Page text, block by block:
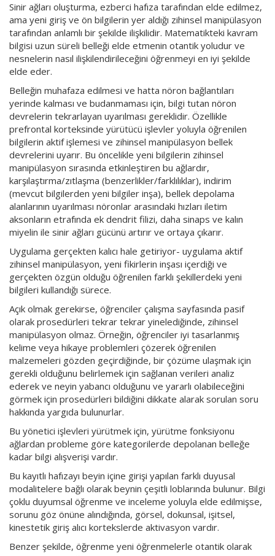
Sinir ağları oluşturma, ezberci hafıza tarafından elde edilmez,
ama yeni giriş ve ön bilgilerin yer aldığı zihinsel manipülasyon
tarafından anlamlı bir şekilde ilişkilidir. Matematikteki kavram
bilgisi uzun süreli belleği elde etmenin otantik yoludur ve
nesnelerin nasıl ilişkilendirileceğini öğrenmeyi en iyi şekilde
elde eder.
Belleğin muhafaza edilmesi ve hatta nöron bağlantıları
yerinde kalması ve budanmaması için, bilgi tutan nöron
devrelerin tekrarlayan uyarılması gereklidir. Özellikle
prefrontal korteksinde yürütücü işlevler yoluyla öğrenilen
bilgilerin aktif işlemesi ve zihinsel manipülasyon bellek
devrelerini uyarır. Bu öncelikle yeni bilgilerin zihinsel
manipülasyon sırasında etkinleştiren bu ağlardır,
karşılaştırma/zıtlaşma (benzerlikler/farklılıklar), indirim
(mevcut bilgilerden yeni bilgiler inşa), bellek depolama
alanlarının uyarılması nöronlar arasındaki hızları iletim
aksonların etrafında ek dendrit filizi, daha sinaps ve kalın
miyelin ile sinir ağları gücünü artırır ve ortaya çıkarır.
Uygulama gerçekten kalıcı hale getiriyor- uygulama aktif
zihinsel manipülasyon, yeni fikirlerin inşası içerdiği ve
gerçekten özgün olduğu öğrenilen farklı şekillerdeki yeni
bilgileri kullandığı sürece.
Açık olmak gerekirse, öğrenciler çalışma sayfasında pasif
olarak prosedürleri tekrar tekrar yinelediğinde, zihinsel
manipülasyon olmaz. Örneğin, öğrenciler iyi tasarlanmış
kelime veya hikaye problemleri çözerek öğrenilen
malzemeleri gözden geçirdiğinde, bir çözüme ulaşmak için
gerekli olduğunu belirlemek için sağlanan verileri analiz
ederek ve neyin yabancı olduğunu ve yararlı olabileceğini
görmek için prosedürleri bildiğini dikkate alarak sorulan soru
hakkında yargıda bulunurlar.
Bu yönetici işlevleri yürütmek için, yürütme fonksiyonu
ağlardan probleme göre kategorilerde depolanan belleğe
kadar bilgi alışverişi vardır.
Bu kayıtlı hafızayı beyin içine girişi yapılan farklı duyusal
modalitelere bağlı olarak beynin çeşitli loblarında bulunur. Bilgi
çoklu duyumsal öğrenme ve inceleme yoluyla elde edilmişse,
sorunu göz önüne alındığında, görsel, dokunsal, işitsel,
kinestetik giriş alıcı kortekslerde aktivasyon vardır.
Benzer şekilde, öğrenme yeni öğrenmelerle otantik olarak